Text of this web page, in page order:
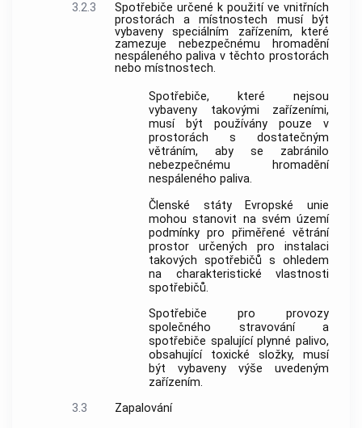
3.2.3
Spotřebiče určené k použití ve vnitřních
prostorách a místnostech musí být
vybaveny speciálním zařízením, které
zamezuje nebezpečnému hromadění
nespáleného paliva v těchto prostorách
nebo místnostech.
Spotřebiče, které nejsou
vybaveny takovými zařízeními,
musí být používány pouze v
prostorách s dostatečným
větráním, aby se zabránilo
nebezpečnému hromadění
nespáleného paliva.
Členské státy Evropské unie
mohou stanovit na svém území
podmínky pro přiměřené větrání
prostor určených pro instalaci
takových spotřebičů s ohledem
na charakteristické vlastnosti
spotřebičů.
Spotřebiče pro provozy
společného stravování a
spotřebiče spalující plynné palivo,
obsahující toxické složky, musí
být vybaveny výše uvedeným
zařízením.
3.3
Zapalování